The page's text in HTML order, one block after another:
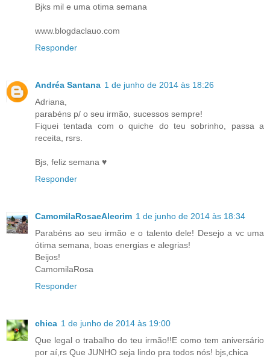
Bjks mil e uma otima semana
www.blogdaclauo.com
Responder
Andréa Santana 1 de junho de 2014 às 18:26
Adriana,
parabéns p/ o seu irmão, sucessos sempre!
Fiquei tentada com o quiche do teu sobrinho, passa a
receita, rsrs.
Bjs, feliz semana ♥
Responder
CamomilaRosaeAlecrim 1 de junho de 2014 às 18:34
Parabéns ao seu irmão e o talento dele! Desejo a vc uma
ótima semana, boas energias e alegrias!
Beijos!
CamomilaRosa
Responder
chica 1 de junho de 2014 às 19:00
Que legal o trabalho do teu irmão!!E como tem aniversário
por aí,rs Que JUNHO seja lindo pra todos nós! bjs,chica